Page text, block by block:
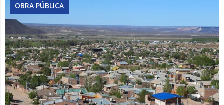
OBRA PÚBLICA